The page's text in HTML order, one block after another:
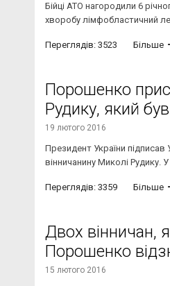
Бійці АТО нагородили 6
хворобу лімфобластичний
Переглядів: 3523 Більше
Порошенко
Рудику, який
19 лютого 2016
Президент України підписав
вінничанину Миколі Рудику. У
Переглядів: 3359 Більше
Двох вінничан,
Порошенко
15 лютого 2016